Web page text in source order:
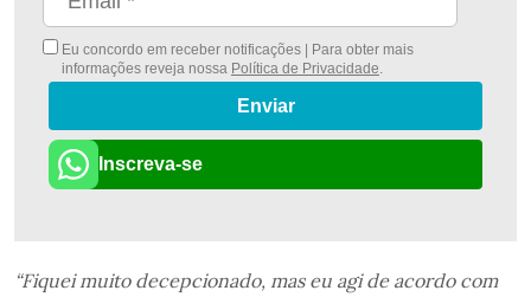
Eu concordo em receber notificações | Para obter mais
informações reveja nossa Política de Privacidade
Enviar
Inscreva-se
“Fiquei muito decepcionado, mas eu agi de acordo com